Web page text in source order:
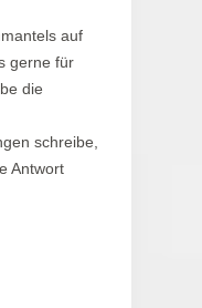
auf
gerne für
die
schreibe,
Antwort